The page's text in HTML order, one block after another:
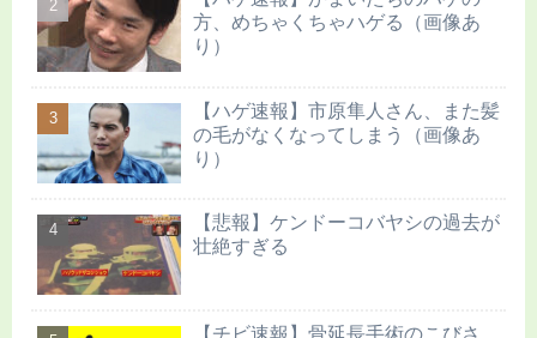
方、めちゃくちゃハゲる（画像あ
り）
【ハゲ速報】市原隼人さん、また髪
の毛がなくなってしまう（画像あ
り）
【悲報】ケンドーコバヤシの過去が
壮絶すぎる
【チビ速報】骨延長手術のこびさ